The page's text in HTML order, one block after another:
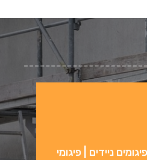
ניידים | פיגומי